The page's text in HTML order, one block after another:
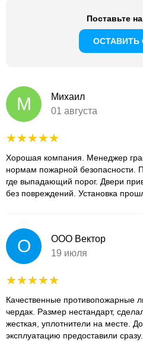
Поставьте
ОСТАВИТЬ
М
Михаил
01 августа
Хорошая компания. Менеджер
нормам пожарной безопасности.
где выпадающий порог. Двери
без повреждений. Установка
О
ООО Вектор
19 июля
Качественные противопожарные
чердак. Размер нестандарт,
жесткая, уплотнители на месте.
эксплуатацию предоставили